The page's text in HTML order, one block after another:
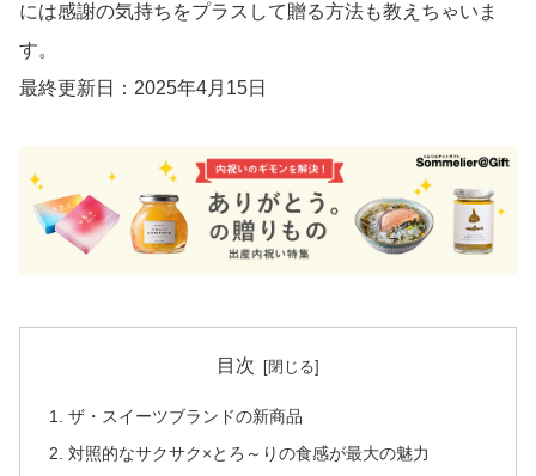
には感謝の気持ちをプラスして贈る方法も教えちゃいま
す。
最終更新日：2025年4月15日
目次
ザ・スイーツブランドの新商品
対照的なサクサク×とろ～りの食感が最大の魅力